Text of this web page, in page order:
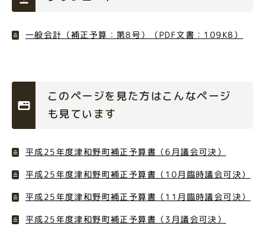
一般会計（補正予算：第8号）（PDF文書：109KB）
このページを見た方はこんなページ
も見ています
平成25年度津和野町補正予算書（6月議会可決）
平成25年度津和野町補正予算書（10月臨時議会可決）
平成25年度津和野町補正予算書（11月臨時議会可決）
平成25年度津和野町補正予算書（3月議会可決）